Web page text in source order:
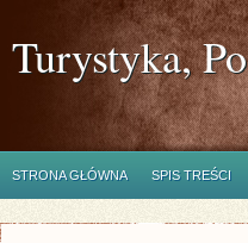
Turystyka,
STRONA GŁÓWNA SPIS TREŚCI